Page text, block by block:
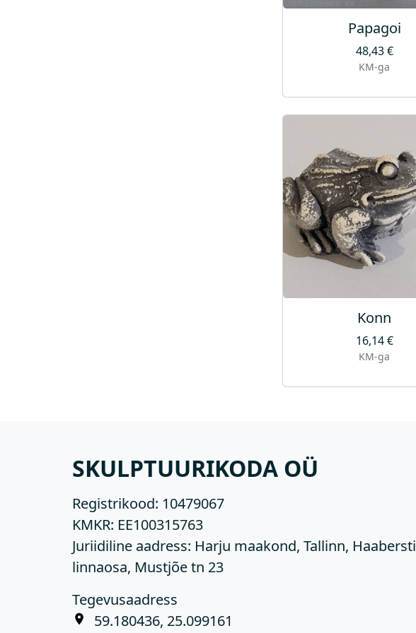
Papagoi
48,43€
KM-ga
Konn
16,14€
KM-ga
SKULPTUURIKODA OÜ
Registrikood: 10479067
KMKR: EE100315763
Juriidiline aadress: Harju maakond, Tallinn, Haabersti
linnaosa, Mustjõe tn 23
Tegevusaadress
59.180436, 25.099161